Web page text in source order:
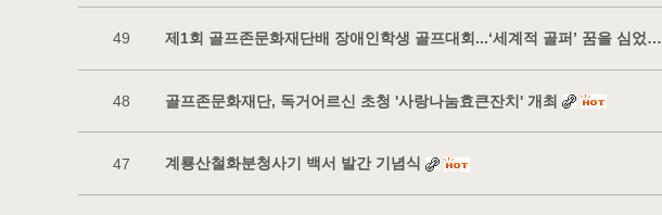
49 제1회 골프존문화재단배 장애인학생 골프대회...‘세계적 골퍼’ 꿈을 심었…
48 골프존문화재단, 독거어르신 초청 '사랑나눔효큰잔치' 개최
47 계룡산철화분청사기 백서 발간 기념식